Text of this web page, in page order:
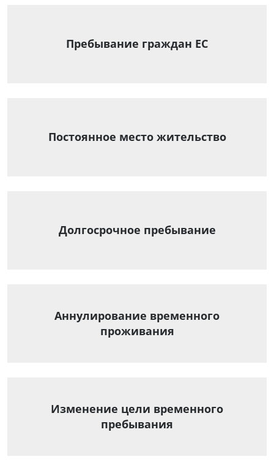
Пребывание граждан ЕС
Постоянное место жительство
Долгосрочное пребывание
Аннулирование временного
проживания
Изменение цели временного
пребывания